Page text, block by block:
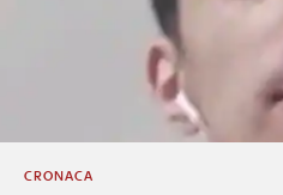
CRONACA